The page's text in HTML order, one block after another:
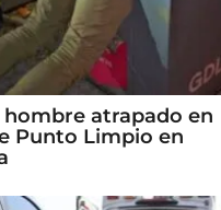
hombre atrapado en
Punto Limpio en